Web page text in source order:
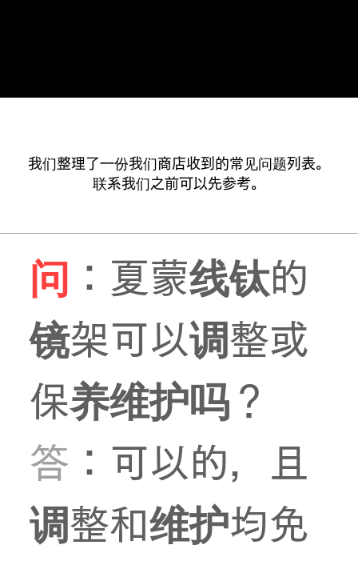
我们整理了一份我们商店收到的常见问题列表。
联系我们之前可以先参考。
问 ：夏蒙线钛的
镜架可以调整或
保养维护吗？
答 ：可以的，且
调整和维护均免